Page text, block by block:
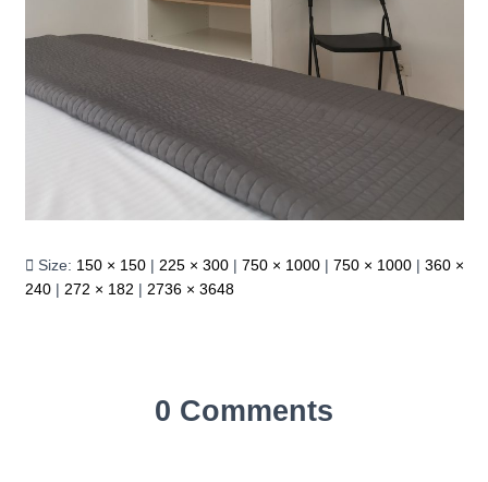
Size: 150 × 150 | 225 × 300 | 750 × 1000 | 750 × 1000 | 360 ×
240 | 272 × 182 | 2736 × 3648
0 Comments